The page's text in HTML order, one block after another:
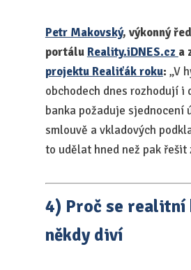
Petr Makovský, výkonný
portálu Reality.iDNES.cz a
projektu Realiťák roku: „V
obchodech dnes rozhodují i
banka požaduje sjednocení
smlouvě a vkladových
to udělat hned než pak řešit
4) Proč se realitní
někdy diví